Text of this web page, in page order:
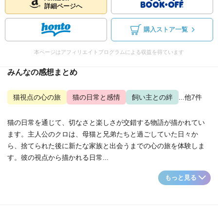
詳細ページへ
購入ストア一覧
本ページはアフィリエイトプログラムによる収益を得ています
みんなの感想まとめ
猫視点の心の旅 猫の日常と感情 飼い主との絆 ...他7件
猫の日常を通じて、切なさと楽しさが交錯する物語が描かれてい
ます。主人公のクロは、母猫と兄弟たちと過ごしていた日々か
ら、捨てられた後に新たな家族と出会うまでの心の旅を体験しま
す。彼の視点から描かれる日常...
もっと見る